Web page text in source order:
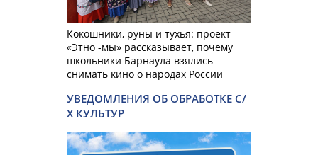
Кокошники, руны и тухья: проект
«Этно -мы» рассказывает, почему
школьники Барнаула взялись
снимать кино о народах России
УВЕДОМЛЕНИЯ ОБ ОБРАБОТКЕ С/
Х КУЛЬТУР